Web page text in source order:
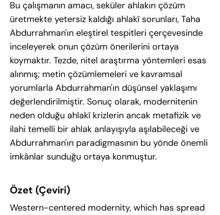
Bu çalışmanın amacı, seküler ahlakın çözüm
üretmekte yetersiz kaldığı ahlakî sorunları, Taha
Abdurrahman'ın eleştirel tespitleri çerçevesinde
inceleyerek onun çözüm önerilerini ortaya
koymaktır. Tezde, nitel araştırma yöntemleri esas
alınmış; metin çözümlemeleri ve kavramsal
yorumlarla Abdurrahman'ın düşünsel yaklaşımı
değerlendirilmiştir. Sonuç olarak, modernitenin
neden olduğu ahlakî krizlerin ancak metafizik ve
ilahi temelli bir ahlak anlayışıyla aşılabileceği ve
Abdurrahman'ın paradigmasının bu yönde önemli
imkânlar sunduğu ortaya konmuştur.
Özet (Çeviri)
Western-centered modernity, which has spread